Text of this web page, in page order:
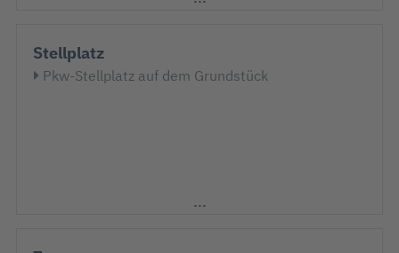
Stellplatz
Pkw-Stellplatz auf dem Grundstück